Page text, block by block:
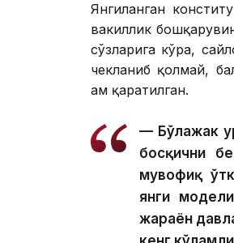
Янгиланган
вакиллик
сўзларига кўра,
чекланиб қолмай,
ҳам қаратилган.
— Бўлажак
босқични
мувофиқ
янги
жараён